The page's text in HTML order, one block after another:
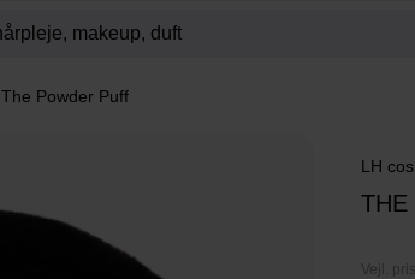
The Powder Puff
LH
THE
Vejl.